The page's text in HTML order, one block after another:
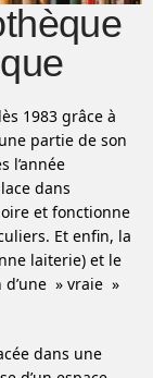
1983 grâce à
partie de son
l’année
dans
et fonctionne
Et enfin, la
laiterie) et le
d’une » vraie »
dans une